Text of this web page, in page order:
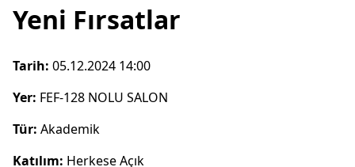
Yeni Fırsatlar
Tarih: 05.12.2024 14:00
Yer: FEF-128 NOLU SALON
Tür: Akademik
Katılım: Herkese Açık